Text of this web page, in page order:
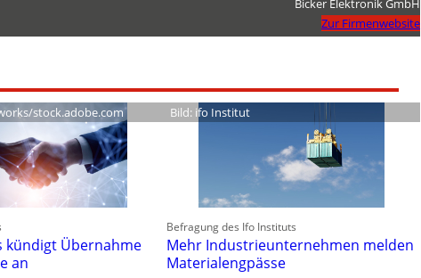
Bicker Elektronik GmbH
Zur Firmenwebsite
stock.adobe.com
kündigt Übernahme
an
Bild: ifo Institut
Befragung des Ifo Instituts
Mehr Industrieunternehmen melden
Materialengpässe